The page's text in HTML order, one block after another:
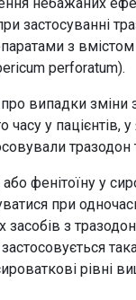
застосуванні
з
perforatum).
випадки зміни
часу у пацієнтів, у
тразодон
фенітоїну у
при
засобів з
рівні